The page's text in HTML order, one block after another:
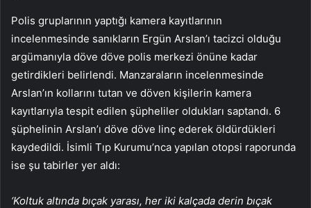
Polis gruplarının yaptığı kamera kayıtlarının
incelenmesinde sanıkların Ergün Arslan’ı tacizci olduğu
argümanıyla döve döve polis merkezi önüne kadar
getirdikleri belirlendi. Manzaraların incelenmesinde
Arslan’ın kollarını tutan ve döven kişilerin kamera
kayıtlarıyla tespit edilen şüpheliler oldukları saptandı. 6
şüphelinin Arslan’ı döve döve linç ederek öldürdükleri
kaydedildi. İsimli Tıp Kurumu’nca yapılan otopsi raporunda
ise şu tabirler yer aldı:
‘Koltuk altında bıçak yarası, her iki kalçada derin bıçak